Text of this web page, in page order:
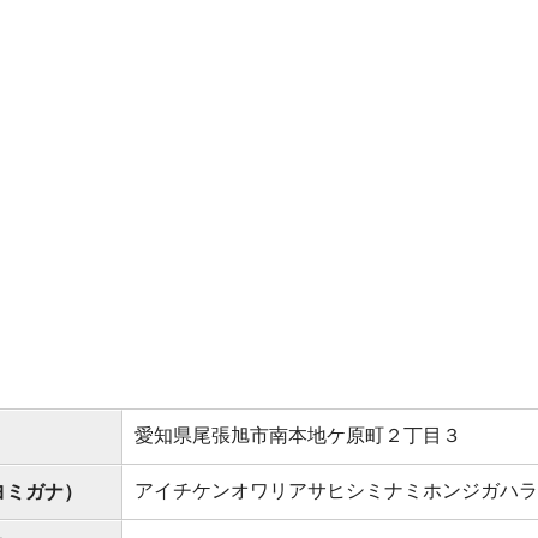
愛知県尾張旭市南本地ケ原町２丁目３
ガナ） アイチケンオワリアサヒシミナミホンジガハ